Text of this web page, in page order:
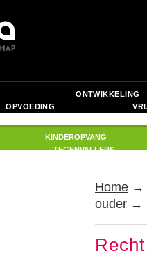
ONTWIKKELING
OPVOEDING
KINDEROPVANG
TEGENVALLERS
Home →
ouder →